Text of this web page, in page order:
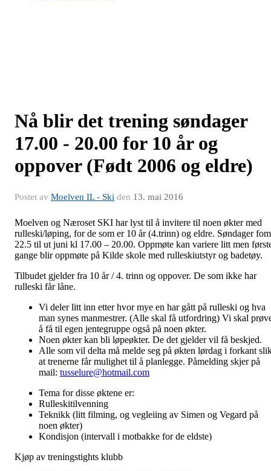
Nå blir det trening søndager
17.00 - 20.00 for 10 år og
oppover (Født 2006 og eldre)
Postet av Moelven IL - Ski den 13. mai 2016
Moelven og Næroset SKI har lyst til å invitere til noen økter med
rulleski/løping, for de som er 10 år (4.trinn) og eldre. Søndager fom
22.5 til ut juni kl 17.00 – 20.00. Oppmøte kan variere litt men
gange blir oppmøte på Kilde skole med rulleskiutstyr og badetøy.
Tilbudet gjelder fra 10 år / 4. trinn og oppover. De som ikke har
rulleski får låne.
Vi deler litt inn etter hvor mye en har gått på rulleski og hva
man synes manmestrer. (Alle skal få utfordring) Vi skal
å få til egen jentegruppe også på noen økter.
Noen økter kan bli løpeøkter. De det gjelder vil få beskjed.
Alle som vil delta må melde seg på økten lørdag i forkant
at trenerne får mulighet til å planlegge. Påmelding skjer på
mail: tusselure@hotmail.com
Tema for disse øktene er:
Rulleskitilvenning
Teknikk (litt filming, og vegleiing av Simen og Vegard på
noen økter)
Kondisjon (intervall i motbakke for de eldste)
Kjøp av treningstights klubb